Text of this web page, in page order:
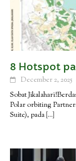
8 Hotspot
December 2, 2025
Sobat
Polar orbiting
Suite), pada […]